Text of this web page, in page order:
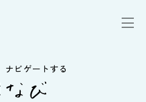
ナビゲートする